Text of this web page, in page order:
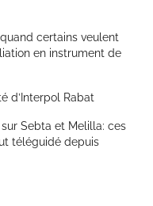
certains veulent
en instrument de
d’Interpol Rabat
Sebta et Melilla: ces
téléguidé depuis